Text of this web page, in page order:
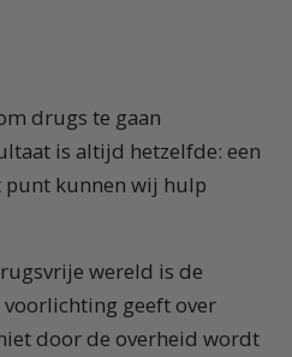
drugs te gaan
is altijd hetzelfde: een
punt kunnen wij hulp
wereld is de
geeft over
door de overheid wordt